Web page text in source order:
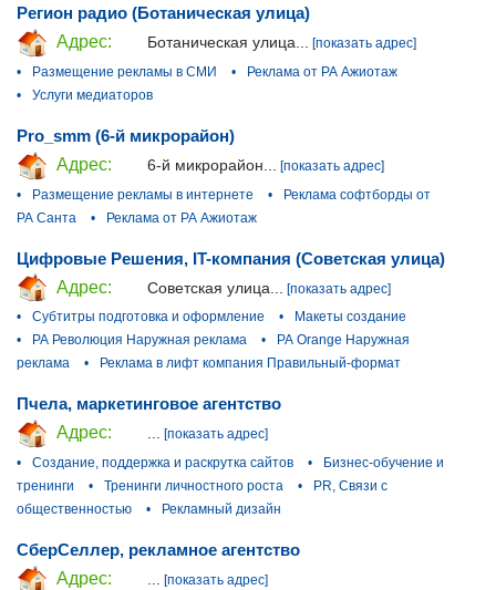
Регион радио (Ботаническая улица)
Адрес:
Ботаническая улица...
[показать адрес]
•
Размещение рекламы в СМИ •
Реклама от РА Ажиотаж
•
Услуги медиаторов
Pro_smm (6-й микрорайон)
Адрес:
6-й микрорайон...
[показать адрес]
•
Размещение рекламы в интернете •
Реклама софтборды от
РА Санта
• Реклама от РА Ажиотаж
Цифровые Решения, IT-компания (Советская улица)
Адрес:
Советская улица...
[показать адрес]
•
Субтитры подготовка и оформление •
Макеты создание
•
РА Революция Наружная реклама •
РА Orange Наружная
реклама
• Реклама в лифт компания Правильный-формат
Пчела, маркетинговое агентство
Адрес:
... [показать адрес]
•
Создание, поддержка и раскрутка сайтов •
Бизнес-обучение и
тренинги
• Тренинги личностного роста •
PR, Связи с
общественностью
• Рекламный дизайн
СберСеллер, рекламное агентство
Адрес:
... [показать адрес]